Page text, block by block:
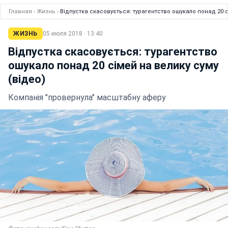
Главная › Жизнь › Відпустка скасовується: турагентство ошукало понад 20
ЖИЗНЬ 05 июля 2018 · 13:40
Відпустка скасовується: турагентство
ошукало понад 20 сімей на велику суму
(відео)
Компанія "провернула" масштабну аферу